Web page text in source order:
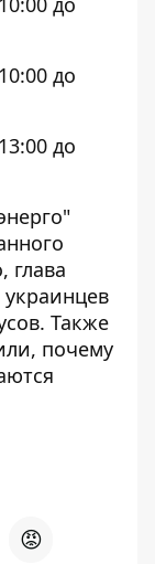
до
до
глава
. Также
почему
😡